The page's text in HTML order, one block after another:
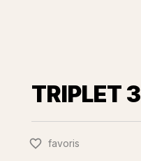
TRIPLET 3
favoris